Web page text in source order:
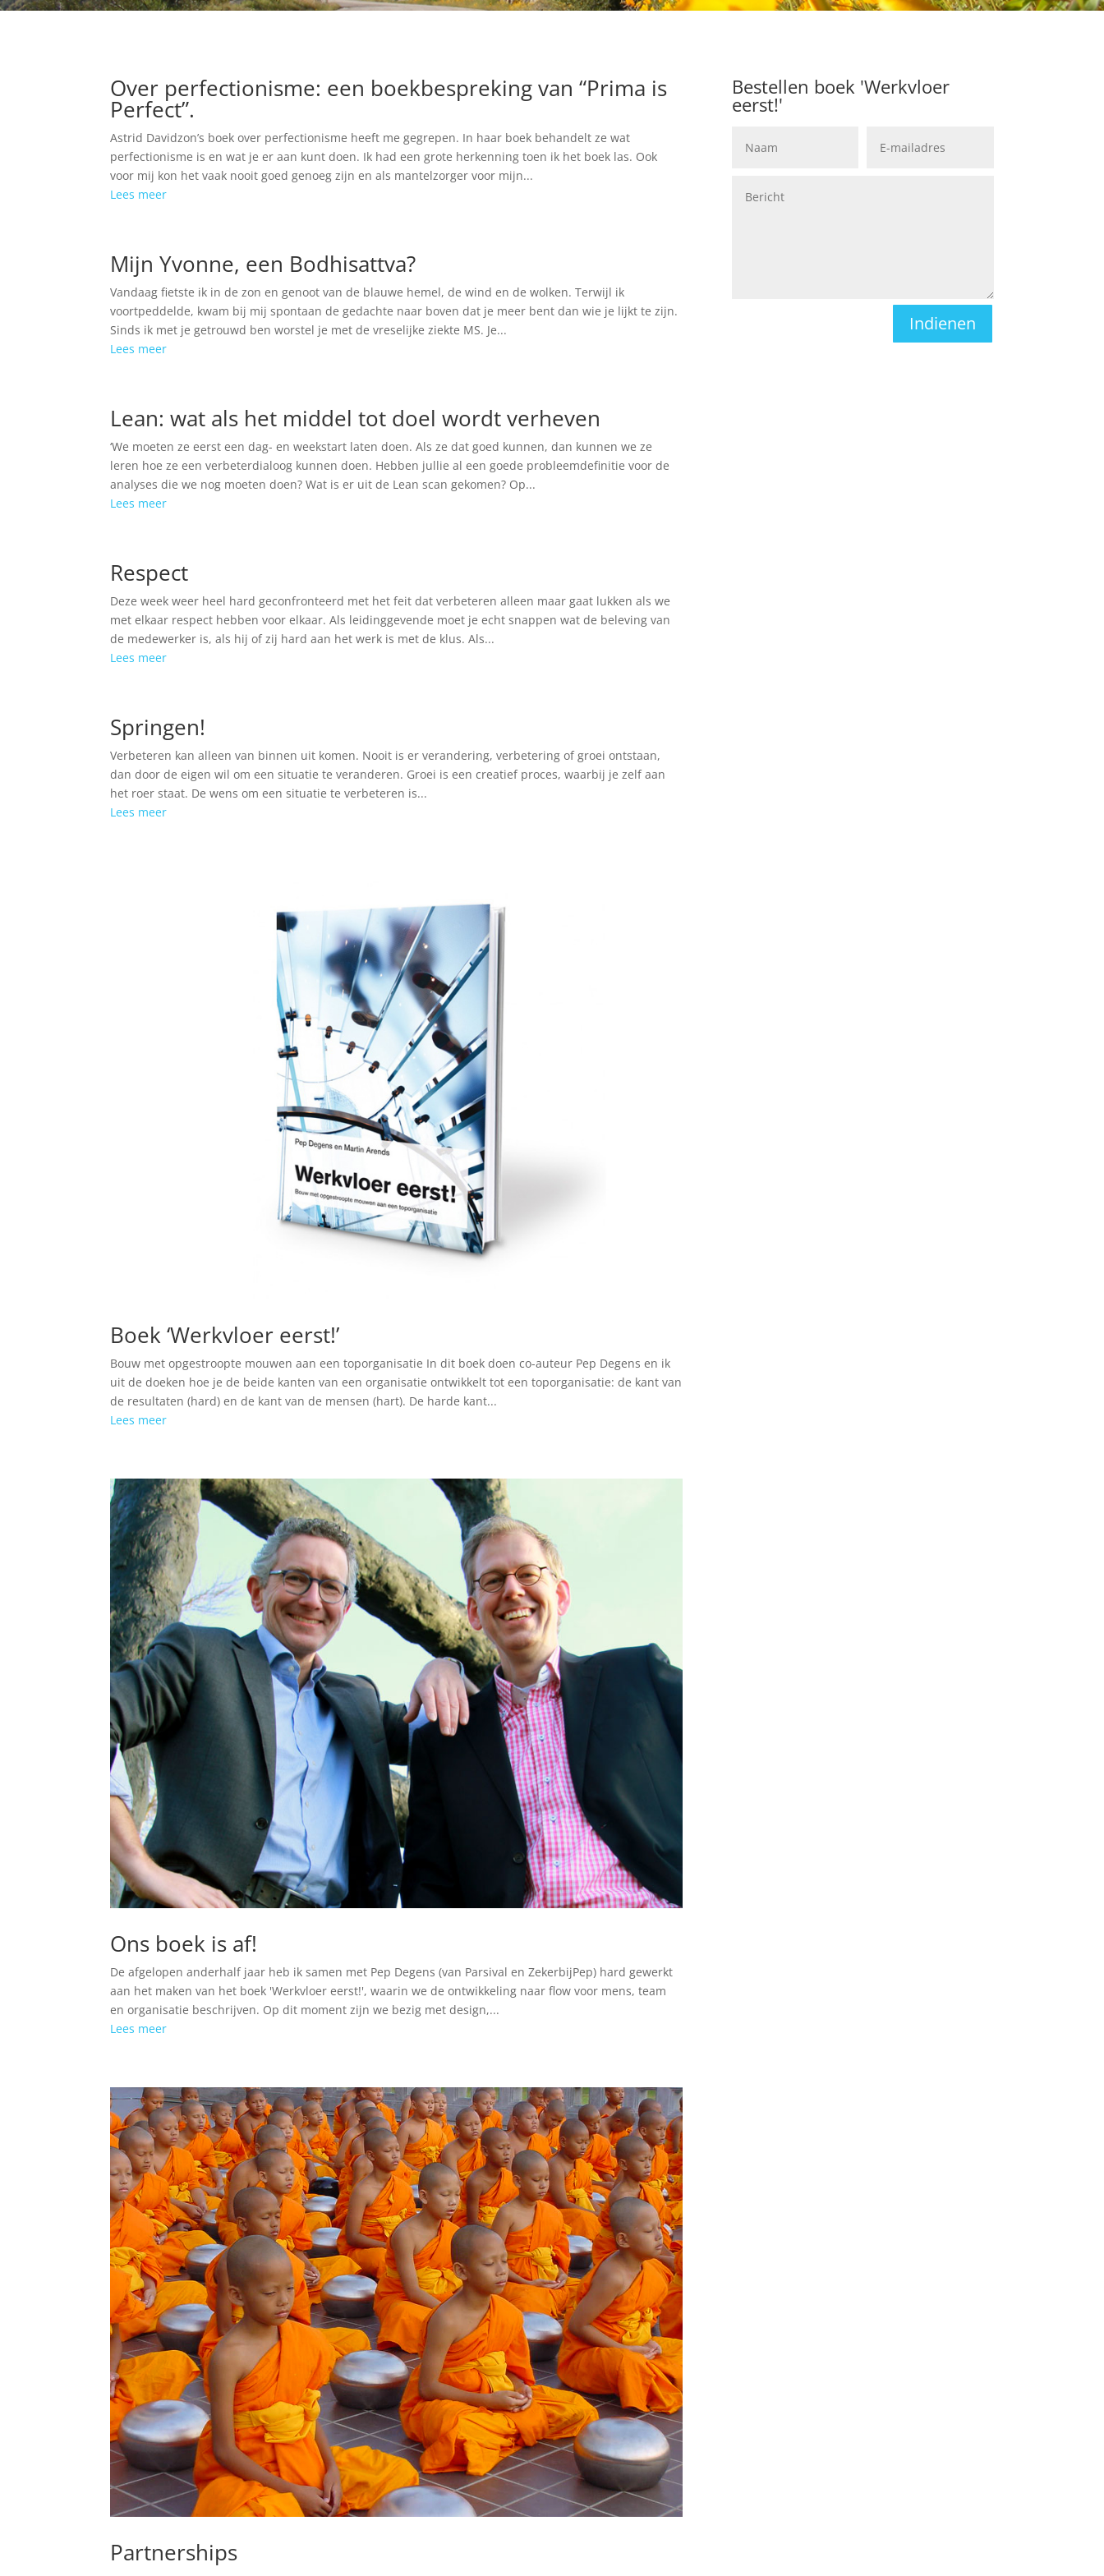
Over perfectionisme: een boekbespreking van “Prima is
Perfect”.
Astrid Davidzon’s boek over perfectionisme heeft me gegrepen. In haar boek behandelt ze wat
perfectionisme is en wat je er aan kunt doen. Ik had een grote herkenning toen ik het boek las. Ook
voor mij kon het vaak nooit goed genoeg zijn en als mantelzorger voor mijn...
Lees meer
Mijn Yvonne, een Bodhisattva?
Vandaag fietste ik in de zon en genoot van de blauwe hemel, de wind en de wolken. Terwijl ik
voortpeddelde, kwam bij mij spontaan de gedachte naar boven dat je meer bent dan wie je lijkt te zijn.
Sinds ik met je getrouwd ben worstel je met de vreselijke ziekte MS. Je...
Lees meer
Lean: wat als het middel tot doel wordt verheven
‘We moeten ze eerst een dag- en weekstart laten doen. Als ze dat goed kunnen, dan kunnen we ze
leren hoe ze een verbeterdialoog kunnen doen. Hebben jullie al een goede probleemdefinitie voor de
analyses die we nog moeten doen? Wat is er uit de Lean scan gekomen? Op...
Lees meer
Respect
Deze week weer heel hard geconfronteerd met het feit dat verbeteren alleen maar gaat lukken als we
met elkaar respect hebben voor elkaar. Als leidinggevende moet je echt snappen wat de beleving van
de medewerker is, als hij of zij hard aan het werk is met de klus. Als...
Lees meer
Springen!
Verbeteren kan alleen van binnen uit komen. Nooit is er verandering, verbetering of groei ontstaan,
dan door de eigen wil om een situatie te veranderen. Groei is een creatief proces, waarbij je zelf aan
het roer staat. De wens om een situatie te verbeteren is...
Lees meer
Boek ‘Werkvloer eerst!’
Bouw met opgestroopte mouwen aan een toporganisatie In dit boek doen co-auteur Pep Degens en ik
uit de doeken hoe je de beide kanten van een organisatie ontwikkelt tot een toporganisatie: de kant van
de resultaten (hard) en de kant van de mensen (hart). De harde kant...
Lees meer
Ons boek is af!
De afgelopen anderhalf jaar heb ik samen met Pep Degens (van Parsival en ZekerbijPep) hard gewerkt
aan het maken van het boek 'Werkvloer eerst!', waarin we de ontwikkeling naar flow voor mens, team
en organisatie beschrijven. Op dit moment zijn we bezig met design,...
Lees meer
Partnerships
Bestellen boek 'Werkvloer
eerst!'
Indienen